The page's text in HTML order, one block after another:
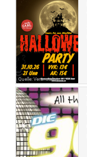
Quelle: Veranstalter